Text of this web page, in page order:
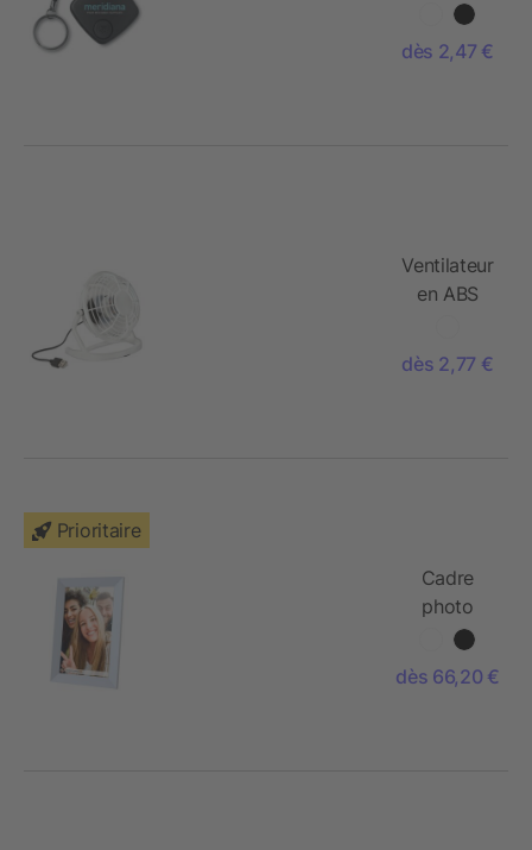
dès 2,47 €
Ventilateur
en ABS
dès 2,77 €
Prioritaire
Cadre
photo
numérique
10" Prixton
Prado
dès 66,20 €